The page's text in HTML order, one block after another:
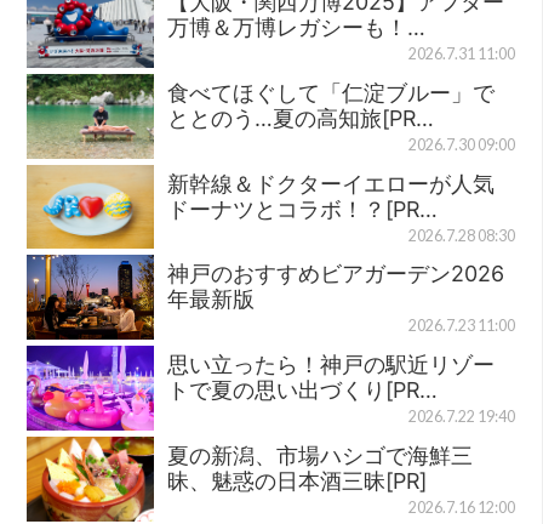
万博＆万博レガシーも！…
2026.7.31 11:00
食べてほぐして「仁淀ブルー」で
ととのう…夏の高知旅[PR…
2026.7.30 09:00
新幹線＆ドクターイエローが人気
ドーナツとコラボ！？[PR…
2026.7.28 08:30
神戸のおすすめビアガーデン2026
年最新版
2026.7.23 11:00
思い立ったら！神戸の駅近リゾー
トで夏の思い出づくり[PR…
2026.7.22 19:40
夏の新潟、市場ハシゴで海鮮三
昧、魅惑の日本酒三昧[PR]
2026.7.16 12:00